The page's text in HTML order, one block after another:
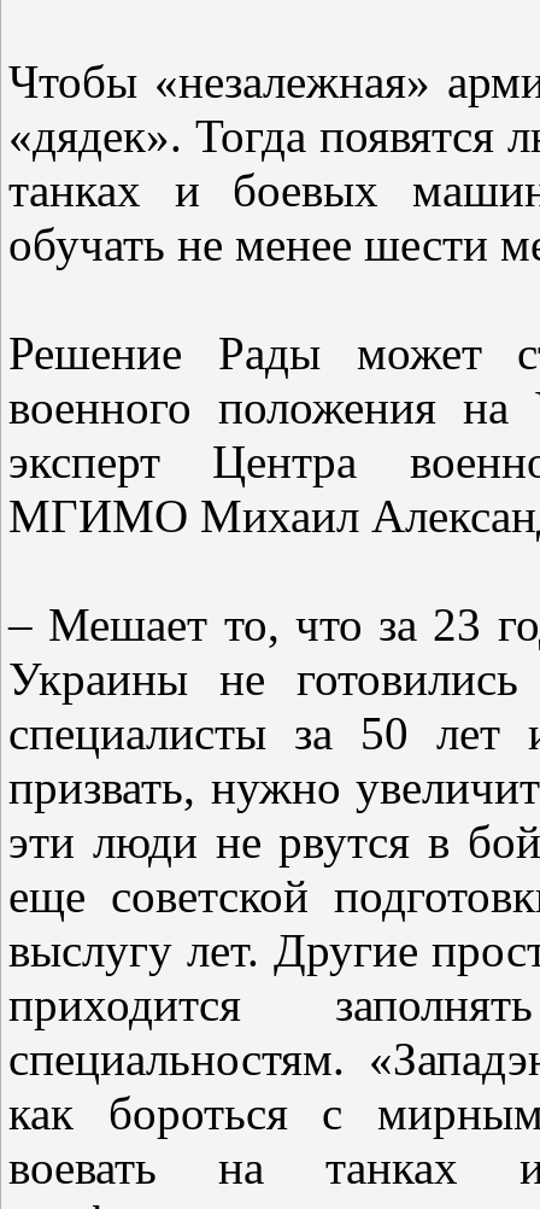
Чтобы «незалежная»
«дядек». Тогда появятся
танках и боевых
обучать не менее шести
Решение Рады может
военного положения на
эксперт Центра
МГИМО Михаил
– Мешает то, что за 23
Украины не
специалисты за 50
призвать, нужно
эти люди не рвутся в
еще советской
выслугу лет. Другие
приходится
специальностям.
как бороться с
воевать на танках